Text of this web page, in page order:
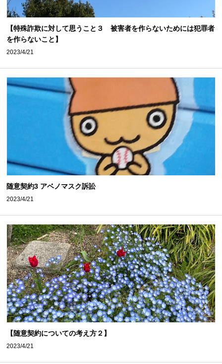
【特殊詐欺に対して思うこと３ 被害者を作らないためには犯罪者
を作らないこと】
2023/4/21
随意契約3 アベノマスク訴訟
2023/4/21
【随意契約についての考え方２】
2023/4/21